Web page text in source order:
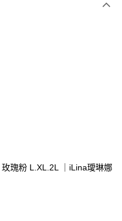
費
費
瑰粉 L.XL.2L ｜iLina璦琳娜